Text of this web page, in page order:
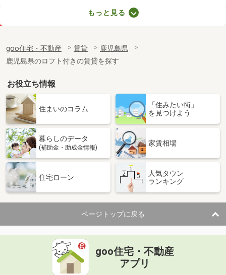
鹿児島県鹿児島市平之町
専有面積
16m²
間取り
1K
鹿児島県霧島市隼人町真孝
価 格
4.60万円
鹿児島県霧島市隼人町真孝
専有面積 53.73m²
間取り
鹿児島県鹿児島市錦江台２丁目
住 所
鹿児島県鹿児島市錦江台２丁目
専有面積 56m²
間取り
3DK
鹿児島県鹿児島市宇宿８丁目
価 格
住 所
鹿児島県鹿児島市宇宿８丁目
もっと見る
goo住宅・不動産 賃貸
鹿児島県
鹿児島県のロフト付きの賃貸を探す
お役立ち情報
住まいのコラム
「住みたい街」
を見つけよう
暮らしのデータ
(補助金・助成金情報)
家賃相場
住宅ローン
人気タウン
ランキング
ページトップに戻る
goo住宅・不動産
アプリ